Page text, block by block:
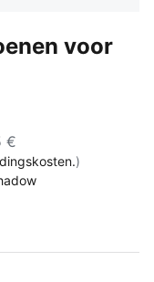
voor
€
)
PUMA Black